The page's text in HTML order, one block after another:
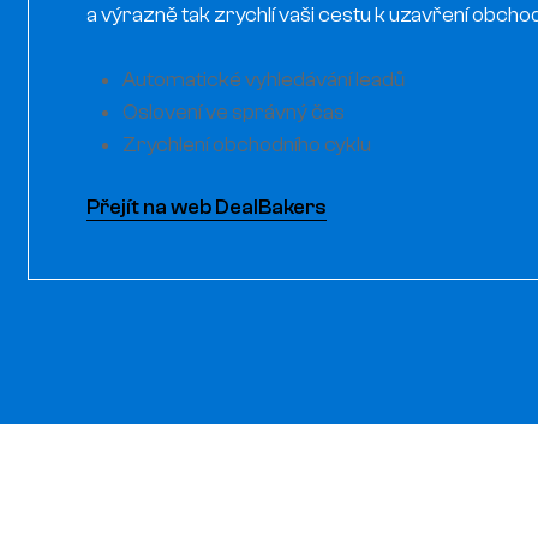
a výrazně tak zrychlí vaši cestu k uzavření
Automatické vyhledávání leadů
Oslovení ve správný čas
Zrychlení obchodního cyklu
Přejít na web DealBakers